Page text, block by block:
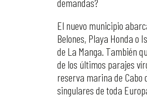
El nuevo municipio
Belones, Playa Honda o
de La Manga. También
de los últimos parajes
reserva marina de Cabo
singulares de toda